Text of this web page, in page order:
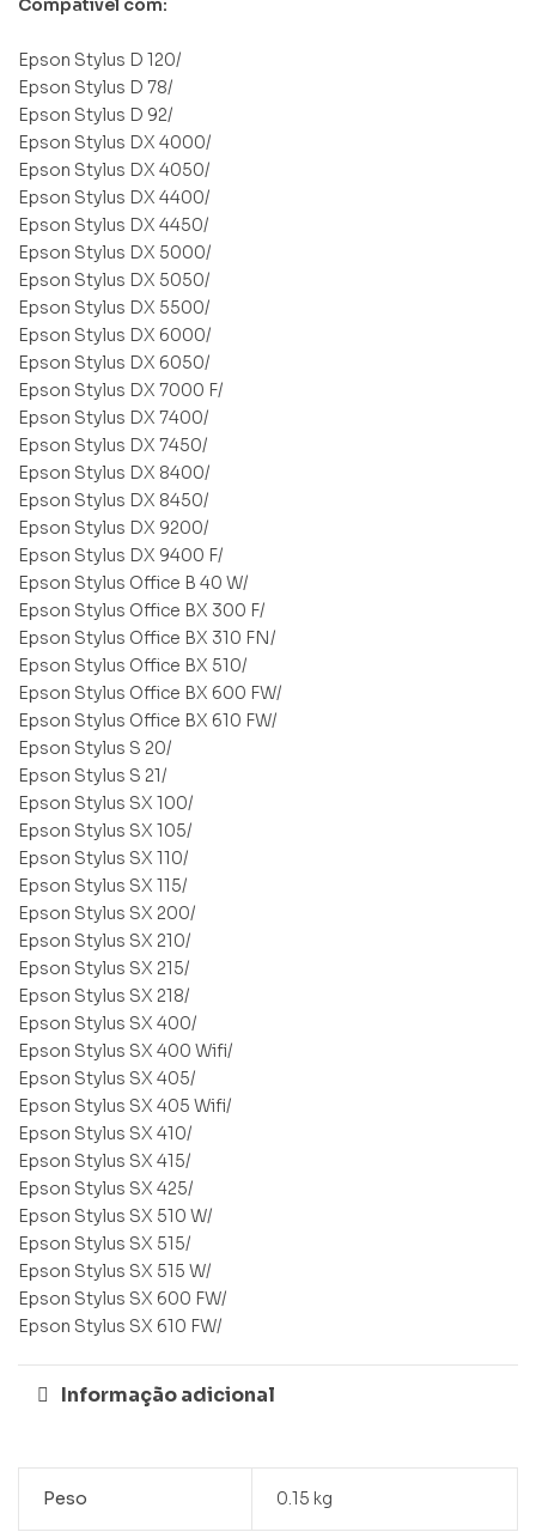
Compatível com:
Epson Stylus D 120/
Epson Stylus D 78/
Epson Stylus D 92/
Epson Stylus DX 4000/
Epson Stylus DX 4050/
Epson Stylus DX 4400/
Epson Stylus DX 4450/
Epson Stylus DX 5000/
Epson Stylus DX 5050/
Epson Stylus DX 5500/
Epson Stylus DX 6000/
Epson Stylus DX 6050/
Epson Stylus DX 7000 F/
Epson Stylus DX 7400/
Epson Stylus DX 7450/
Epson Stylus DX 8400/
Epson Stylus DX 8450/
Epson Stylus DX 9200/
Epson Stylus DX 9400 F/
Epson Stylus Office B 40 W/
Epson Stylus Office BX 300 F/
Epson Stylus Office BX 310 FN/
Epson Stylus Office BX 510/
Epson Stylus Office BX 600 FW/
Epson Stylus Office BX 610 FW/
Epson Stylus S 20/
Epson Stylus S 21/
Epson Stylus SX 100/
Epson Stylus SX 105/
Epson Stylus SX 110/
Epson Stylus SX 115/
Epson Stylus SX 200/
Epson Stylus SX 210/
Epson Stylus SX 215/
Epson Stylus SX 218/
Epson Stylus SX 400/
Epson Stylus SX 400 Wifi/
Epson Stylus SX 405/
Epson Stylus SX 405 Wifi/
Epson Stylus SX 410/
Epson Stylus SX 415/
Epson Stylus SX 425/
Epson Stylus SX 510 W/
Epson Stylus SX 515/
Epson Stylus SX 515 W/
Epson Stylus SX 600 FW/
Epson Stylus SX 610 FW/
Informação adicional
Peso 0.15 kg